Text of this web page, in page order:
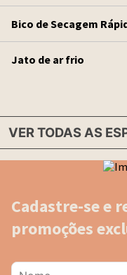
Bico de Secagem
Jato de ar frio
VER TODAS AS
Cadastre-se e
promoções